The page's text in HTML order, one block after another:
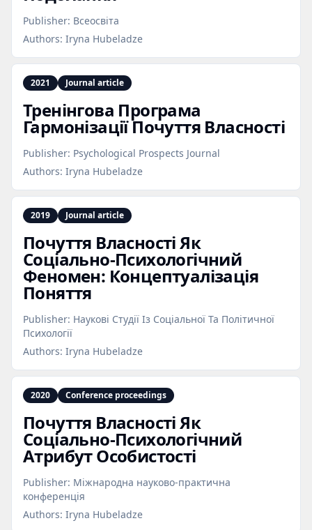
Publisher: Всеосвіта
Authors: Iryna Hubeladze
2021 Journal article
Тренінгова Програма
Гармонізації Почуття Власності
Publisher: Psychological Prospects Journal
Authors: Iryna Hubeladze
2019 Journal article
Почуття Власності Як
Соціально‑Психологічний
Феномен: Концептуалізація
Поняття
Publisher: Наукові Студії Із Соціальної Та Політичної
Психології
Authors: Iryna Hubeladze
2020 Conference proceedings
Почуття Власності Як
Соціально‑Психологічний
Атрибут Особистості
Publisher: Міжнародна науково-практична
конференція
Authors: Iryna Hubeladze